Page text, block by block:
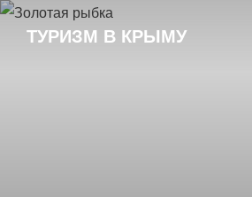
Перейти
ТУРИЗМ В КРЫМУ